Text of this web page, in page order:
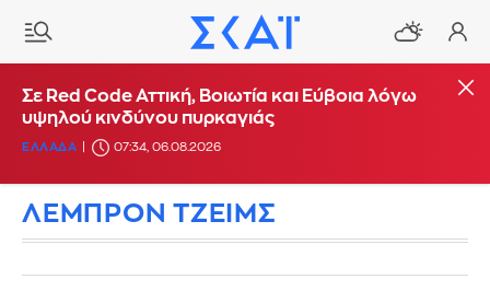
Σε Red Code Αττική, Βοιωτία και Εύβοια λόγω
υψηλού κινδύνου πυρκαγιάς
ΕΛΛΑΔΑ 07:34, 06.08.2026
ΛΕΜΠΡΟΝ ΤΖΕΙΜΣ